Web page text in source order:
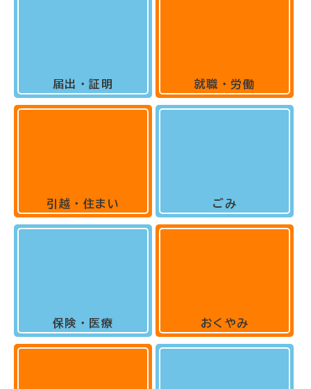
届出・証明
引越・住まい
保険・医療
就職・労働
ごみ
おくやみ